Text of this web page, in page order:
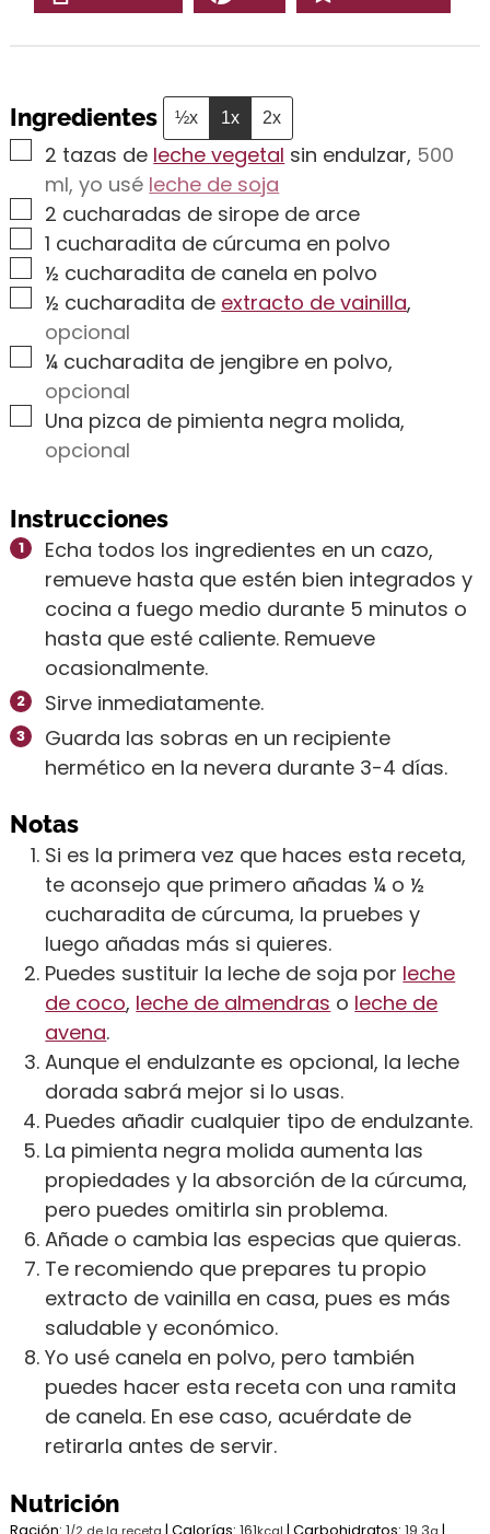
Ingredientes ½x 1x 2x
▢
2 tazas de leche vegetal sin endulzar, 500
ml, yo usé leche de soja
▢
2 cucharadas de sirope de arce
▢1 cucharadita de cúrcuma en polvo
▢
½ cucharadita de canela en polvo
▢
½ cucharadita de extracto de vainilla,
opcional
▢
¼ cucharadita de jengibre en polvo,
opcional
▢
Una pizca de pimienta negra molida,
opcional
Instrucciones
Echa todos los ingredientes en un cazo,
remueve hasta que estén bien integrados y
cocina a fuego medio durante 5 minutos o
hasta que esté caliente. Remueve
ocasionalmente.
Sirve inmediatamente.
Guarda las sobras en un recipiente
hermético en la nevera durante 3-4 días.
Notas
Si es la primera vez que haces esta receta,
te aconsejo que primero añadas ¼ o ½
cucharadita de cúrcuma, la pruebes y
luego añadas más si quieres.
Puedes sustituir la leche de soja por leche
de coco, leche de almendras o leche de
avena.
Aunque el endulzante es opcional, la leche
dorada sabrá mejor si lo usas.
Puedes añadir cualquier tipo de endulzante.
La pimienta negra molida aumenta las
propiedades y la absorción de la cúrcuma,
pero puedes omitirla sin problema.
Añade o cambia las especias que quieras.
Te recomiendo que prepares tu propio
extracto de vainilla en casa, pues es más
saludable y económico.
Yo usé canela en polvo, pero también
puedes hacer esta receta con una ramita
de canela. En ese caso, acuérdate de
retirarla antes de servir.
Nutrición